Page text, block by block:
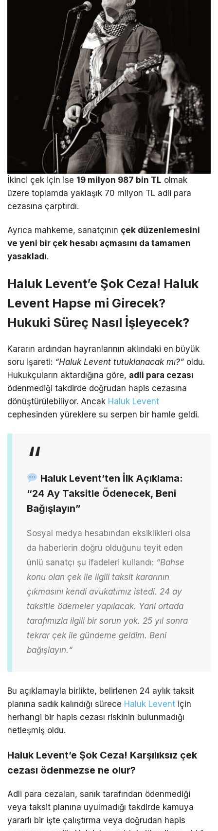
İkinci çek için ise 19 milyon 987 bin TL olmak
üzere toplamda yaklaşık 70 milyon TL adli para
cezasına çarptırdı.
Ayrıca mahkeme, sanatçının çek düzenlemesini
ve yeni bir çek hesabı açmasını da tamamen
yasakladı.
Haluk Levent’e Şok Ceza! Haluk
Levent Hapse mi Girecek?
Hukuki Süreç Nasıl İşleyecek?
Kararın ardından hayranlarının aklındaki en büyük
soru işareti: “Haluk Levent tutuklanacak mı?” oldu.
Hukukçuların aktardığına göre, adli para cezası
ödenmediği takdirde doğrudan hapis cezasına
dönüştürülebiliyor. Ancak Haluk Levent
cephesinden yüreklere su serpen bir hamle geldi.
Haluk Levent’ten İlk Açıklama:
“24 Ay Taksitle Ödenecek, Beni
Bağışlayın”
Sosyal medya hesabından eksiklikleri olsa
da haberlerin doğru olduğunu teyit eden
ünlü sanatçı şu ifadeleri kullandı: “Bahse
konu olan çek ile ilgili taksit kararının
çıkmasını kendi avukatımız istedi. 24 ay
taksitle ödemeler yapılacak. Yani ortada
tarafımızla ilgili bir sorun yok. 25 yıl sonra
tekrar çek ile gündeme geldim. Beni
bağışlayın. “
Bu açıklamayla birlikte, belirlenen 24 aylık taksit
planına sadık kalındığı sürece Haluk Levent için
herhangi bir hapis cezası riskinin bulunmadığı
netleşmiş oldu.
Haluk Levent’e Şok Ceza! Karşılıksız çek
cezası ödenmezse ne olur?
Adli para cezaları, sanık tarafından ödenmediği
veya taksit planına uyulmadığı takdirde kamuya
yararlı bir işte çalıştırma veya doğrudan hapis